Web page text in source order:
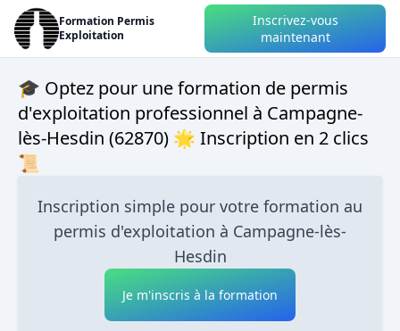
Formation Permis
Exploitation
Inscrivez-vous
maintenant
🎓 Optez pour une formation de permis
d'exploitation professionnel à Campagne-
lès-Hesdin (62870) 🌟 Inscription en 2 clics
📜
Inscription simple pour votre formation au
permis d'exploitation à Campagne-lès-
Hesdin
Je m'inscris à la formation